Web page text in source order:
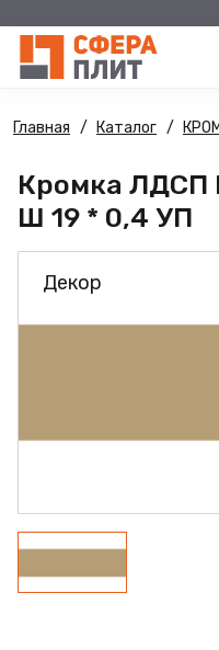
Главная Каталог
Кромка ЛДСП
Ш 19 * 0,4 УП
Декор